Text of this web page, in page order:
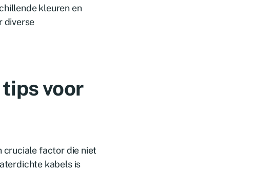
kleuren en
diverse
voor
cruciale factor die niet
kabels is